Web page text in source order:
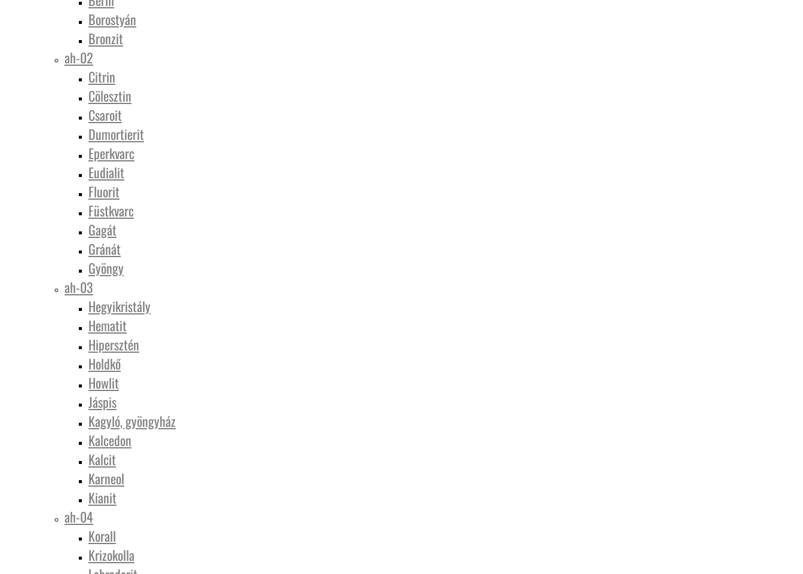
Borostyán
Bronzit
ah-02
Citrin
Cölesztin
Csaroit
Dumortierit
Eperkvarc
Eudialit
Fluorit
Füstkvarc
Gagát
Gránát
Gyöngy
ah-03
Hegyikristály
Hematit
Hipersztén
Holdkő
Howlit
Jáspis
Kagyló, gyöngyház
Kalcedon
Kalcit
Karneol
Kianit
ah-04
Korall
Krizokolla